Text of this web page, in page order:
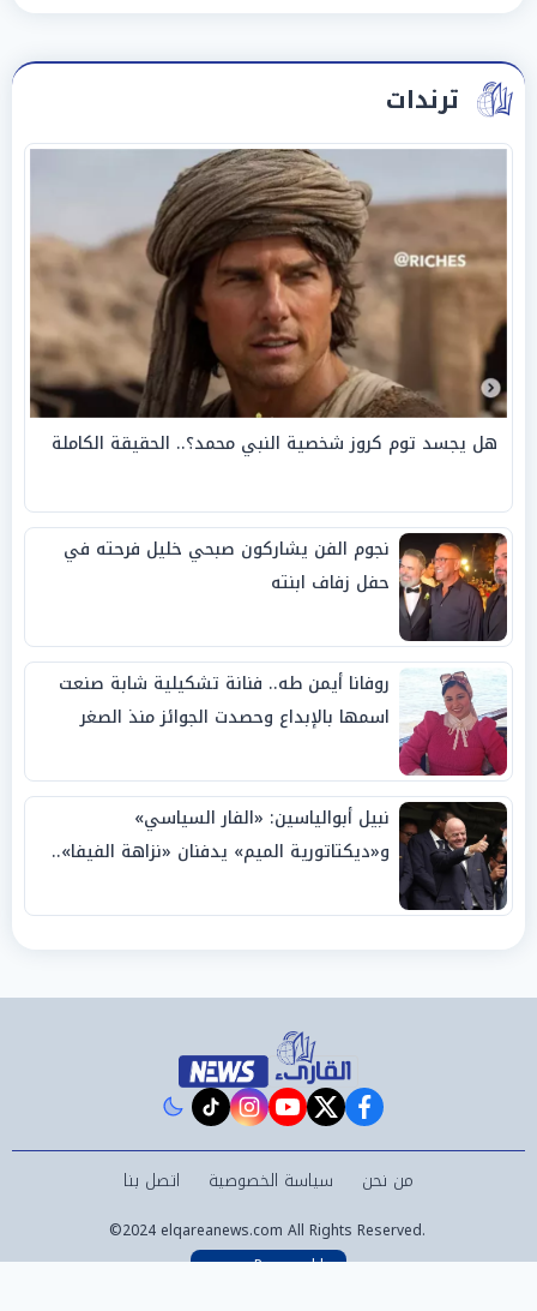
ترندات
هل يجسد توم كروز شخصية النبي محمد؟.. الحقيقة الكاملة
نجوم الفن يشاركون صبحي خليل فرحته في
حفل زفاف ابنته
روفانا أيمن طه.. فنانة تشكيلية شابة صنعت
اسمها بالإبداع وحصدت الجوائز منذ الصغر
نبيل أبوالياسين: «الفار السياسي»
و«ديكتاتورية الميم» يدفنان «نزاهة الفيفا»..
facebook
twitter
youtube
instagram
tiktok
من نحن سياسة الخصوصية اتصل بنا
©2024 elqareanews.com All Rights Reserved.
Powered by